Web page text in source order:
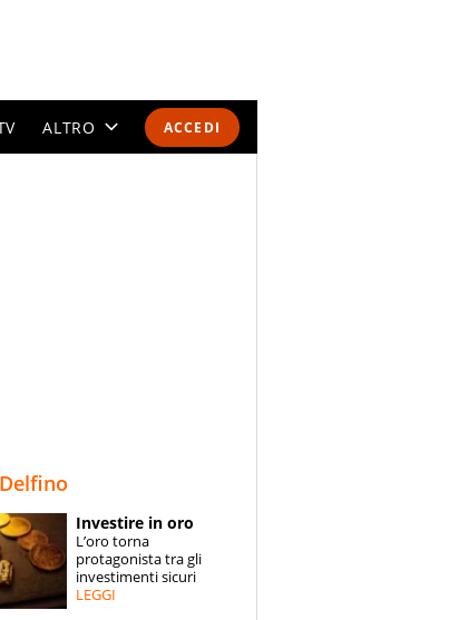
ACCEDI
ALTRO
SPECIALI
ESPERTI
Investire in oro
L’oro torna
protagonista tra gli
investimenti sicuri
LEGGI